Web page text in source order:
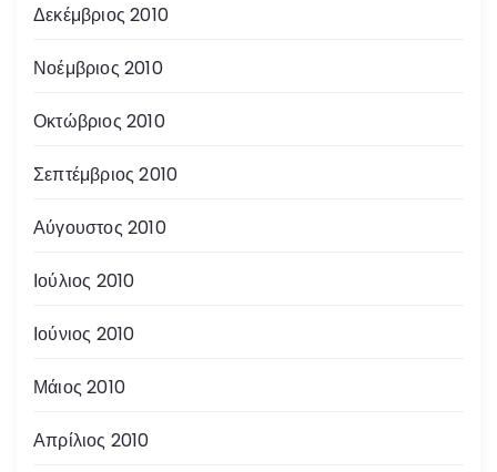
Δεκέμβριος 2010
Νοέμβριος 2010
Οκτώβριος 2010
Σεπτέμβριος 2010
Αύγουστος 2010
Ιούλιος 2010
Ιούνιος 2010
Μάιος 2010
Απρίλιος 2010